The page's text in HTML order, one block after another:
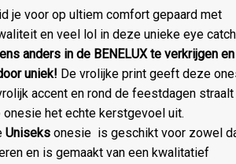
je voor op ultiem comfort gepaard met
en veel lol in deze unieke eye
anders in de BENELUX te verkrijgen en
uniek! De vrolijke print geeft deze
accent en rond de feestdagen straalt
onesie het echte kerstgevoel uit.
Uniseks onesie is geschikt voor zowel
en is gemaakt van een kwalitatief